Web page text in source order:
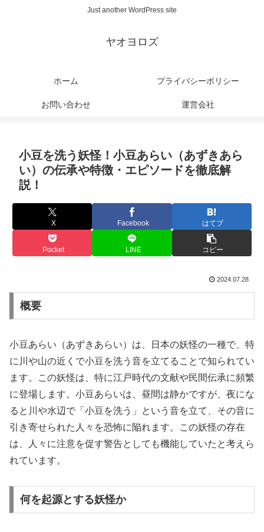
Just another WordPress site
ヤオヨロズ
ホーム プライバシーポリシー
お問い合わせ 運営会社
小豆を洗う妖怪！小豆あらい（あずきあら
い）の伝承や特徴・エピソードを徹底解
説！
X Facebook はてブ
Pocket LINE コピー
2024.07.28
概要
小豆あらい（あずきあらい）は、日本の妖怪の一種で、特
に川や山の近くで小豆を洗う音を立てることで知られてい
ます。この妖怪は、特に江戸時代の文献や民間伝承に頻繁
に登場します。小豆あらいは、昼間は静かですが、夜にな
ると川や水辺で「小豆を洗う」という音を立て、その音に
引き寄せられた人々を恐怖に陥れます。この妖怪の存在
は、人々に注意を促す警告としても機能していたと考えら
れています。
何を起源とする妖怪か